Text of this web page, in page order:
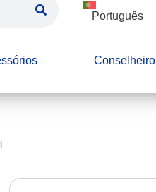
Português
Conselheiro